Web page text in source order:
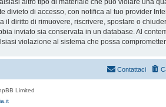
divieto di accesso, con notifica al tuo provider
il diritto di rimuovere, riscrivere, spostare o
inviato sia conservata in un database. Al
violazione al sistema che possa
Contattaci
Limited